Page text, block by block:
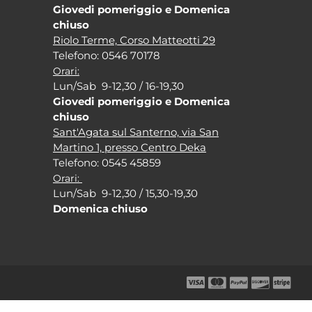
Giovedi pomeriggio e Domenica
chiuso
Riolo Terme, Corso Matteotti 29
Telefono: 0546 70178
Orari:
Lun/Sab 9-12,30 / 16-19,30
Giovedi pomeriggio e Domenica
chiuso
Sant'Agata sul Santerno, via San
Martino 1, presso Centro Deka
Telefono: 0545 45859
Orari:
Lun/Sab 9-12,30 / 15,30-19,30
Domenica chiuso